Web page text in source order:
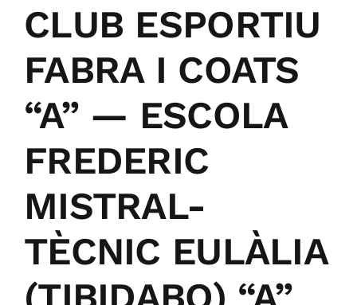
CLUB ESPORTIU
FABRA I COATS
“A” — ESCOLA
FREDERIC
MISTRAL-
TÈCNIC EULÀLIA